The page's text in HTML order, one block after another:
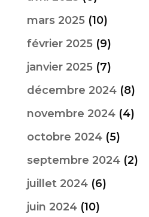
mars 2025(10)
février 2025(9)
janvier 2025(7)
décembre 2024(8)
novembre 2024(4)
octobre 2024(5)
septembre 2024(2)
juillet 2024(6)
juin 2024(10)